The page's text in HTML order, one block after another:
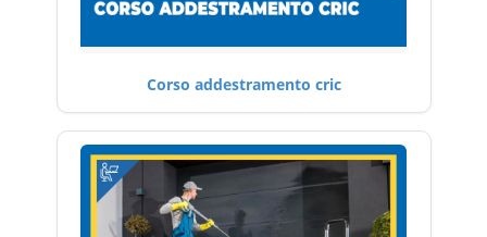
Corso addestramento cric